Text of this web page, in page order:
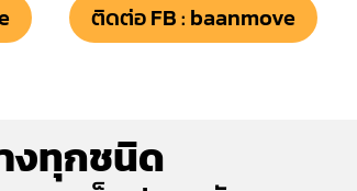
ติดต่อ FB : baanmove
งทุกชนิด